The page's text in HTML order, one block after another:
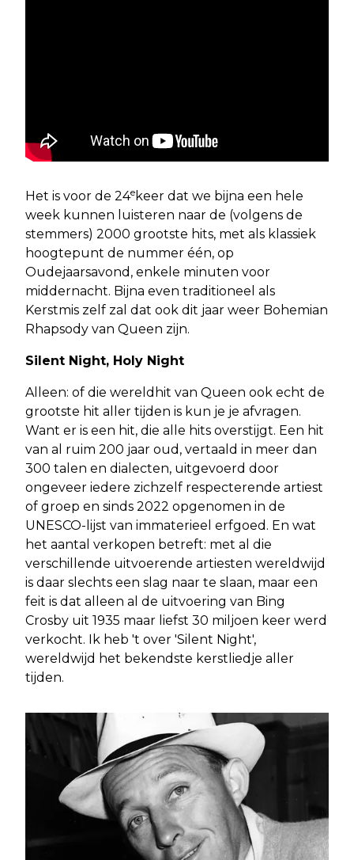
Het is voor de 24e keer dat we bijna een hele
week kunnen luisteren naar de (volgens de
stemmers) 2000 grootste hits, met als klassiek
hoogtepunt de nummer één, op
Oudejaarsavond, enkele minuten voor
middernacht. Bijna even traditioneel als
Kerstmis zelf zal dat ook dit jaar weer Bohemian
Rhapsody van Queen zijn.
Silent Night, Holy Night
Alleen: of die wereldhit van Queen ook echt de
grootste hit aller tijden is kun je je afvragen.
Want er is een hit, die alle hits overstijgt. Een hit
van al ruim 200 jaar oud, vertaald in meer dan
300 talen en dialecten, uitgevoerd door
ongeveer iedere zichzelf respecterende artiest
of groep en sinds 2022 opgenomen in de
UNESCO-lijst van immaterieel erfgoed. En wat
het aantal verkopen betreft: met al die
verschillende uitvoerende artiesten wereldwijd
is daar slechts een slag naar te slaan, maar een
feit is dat alleen al de uitvoering van Bing
Crosby uit 1935 maar liefst 30 miljoen keer werd
verkocht. Ik heb 't over 'Silent Night',
wereldwijd het bekendste kerstliedje aller
tijden.